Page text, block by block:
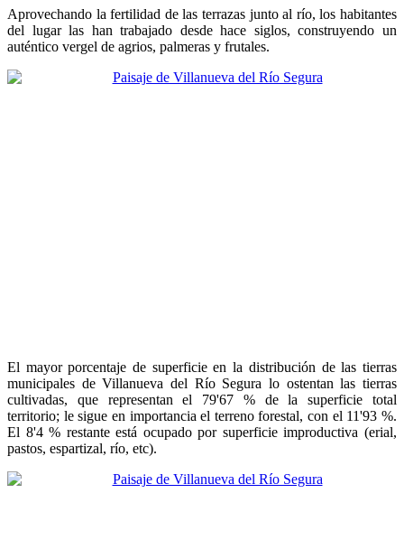
Aprovechando la fertilidad de las terrazas junto al río, los habitantes
del lugar las han trabajado desde hace siglos, construyendo un
auténtico vergel de agrios, palmeras y frutales.
El mayor porcentaje de superficie en la distribución de las tierras
municipales de Villanueva del Río Segura lo ostentan las tierras
cultivadas, que representan el 79'67 % de la superficie total
territorio; le sigue en importancia el terreno forestal, con el 11'93 %.
El 8'4 % restante está ocupado por superficie improductiva (erial,
pastos, espartizal, río, etc).